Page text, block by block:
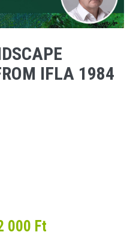
IFLA 1984
000 Ft